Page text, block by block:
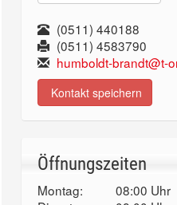
(0511) 440188
(0511) 4583790
humboldt-brandt@t-
Kontakt speichern
Öffnungszeiten
Montag: 08:00 Uhr